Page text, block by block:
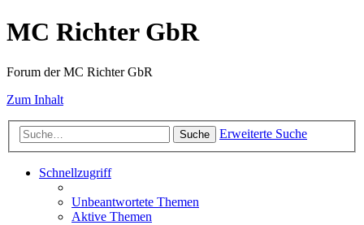
MC Richter GbR
Forum der MC Richter GbR
Zum Inhalt
Suche Erweiterte Suche
Schnellzugriff
Unbeantwortete Themen
Aktive Themen